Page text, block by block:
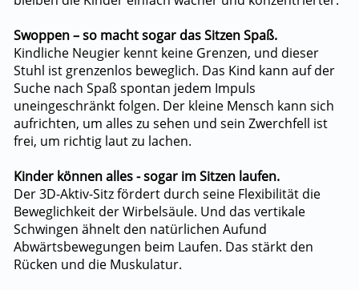
Swoppen – so macht sogar das Sitzen Spaß.
Kindliche Neugier kennt keine Grenzen, und dieser
Stuhl ist grenzenlos beweglich. Das Kind kann auf der
Suche nach Spaß spontan jedem Impuls
uneingeschränkt folgen. Der kleine Mensch kann sich
aufrichten, um alles zu sehen und sein Zwerchfell ist
frei, um richtig laut zu lachen.
Kinder können alles - sogar im Sitzen laufen.
Der 3D-Aktiv-Sitz fördert durch seine Flexibilität die
Beweglichkeit der Wirbelsäule. Und das vertikale
Schwingen ähnelt den natürlichen Aufund
Abwärtsbewegungen beim Laufen. Das stärkt den
Rücken und die Muskulatur.